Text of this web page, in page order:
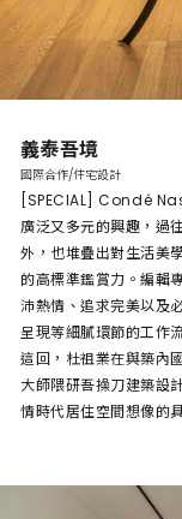
義泰吾境
國際合作/住宅設計
[SPECIAL] Condé
廣泛又多元的興趣，過
外，也堆疊出對生活美
的高標準鑑賞力。編輯
沛熱情、追求完美以及
呈現等細膩環節的工作
這回，杜祖業在與築內
大師隈研吾操刀建築設
情時代居住空間想像的